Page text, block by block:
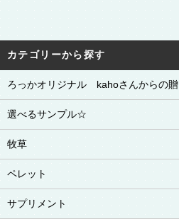
カテゴリーから探す
ろっかオリジナル kahoさんからの
選べるサンプル☆
牧草
ペレット
サプリメント